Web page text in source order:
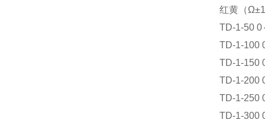
红黄（
TD-1-50 0
TD-1-100
TD-1-150
TD-1-200
TD-1-250
TD-1-300